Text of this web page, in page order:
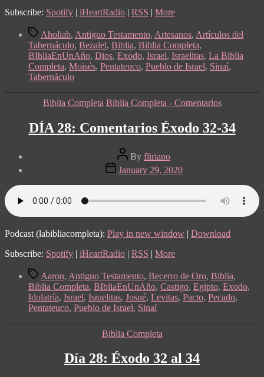
Subscribe: Spotify | iHeartRadio | RSS | More
TagsAholiab, Antiguo Testamento, Artesanos, Artículos del
Tabernáculo, Bezalel, Biblia, Biblia Completa,
BIbliaEnUnAño, Dios, Exodo, Israel, Israelitas, La Biblia
Completa, Moisés, Pentateuco, Pueblo de Israel, Sinaí,
Tabernáculo
Categories
Biblia Completa Biblia Completa - Comentarios
DÍA 28: Comentarios Éxodo 32-34
Post
author
By fliriano
Post
date
January 29, 2020
Podcast (labibliacompleta): Play in new window | Download
Subscribe: Spotify | iHeartRadio | RSS | More
TagsAaron, Antiguo Testamento, Becerro de Oro, Biblia,
Biblia Completa, BIbliaEnUnAño, Castigo, Egipto, Exodo,
Idolatría, Israel, Israelitas, Josué, Levitas, Pacto, Pecado,
Pentateuco, Pueblo de Israel, Sinaí
Categories
Biblia Completa
Día 28: Éxodo 32 al 34